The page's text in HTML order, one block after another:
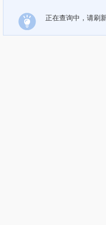
正在查询中，请刷